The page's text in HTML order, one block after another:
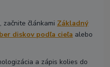
článkami Základný
diskov podľa cieľa alebo
a zápis kolies do